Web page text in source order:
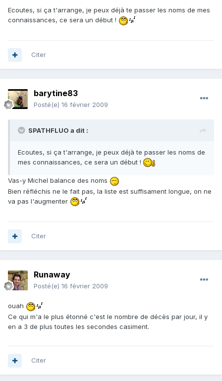
Ecoutes, si ça t'arrange, je peux déjà te passer les noms de mes
connaissances, ce sera un début !
Citer
barytine83
Posté(e) 16 février 2009
SPATHFLUO a dit :
Ecoutes, si ça t'arrange, je peux déjà te passer les noms de
mes connaissances, ce sera un début !
Vas-y Michel balance des noms
Bien réfléchis ne le fait pas, la liste est suffisament longue, on ne
va pas l'augmenter
Citer
Runaway
Posté(e) 16 février 2009
ouah
Ce qui m'a le plus étonné c'est le nombre de décès par jour, il y
en a 3 de plus toutes les secondes casiment.
Citer